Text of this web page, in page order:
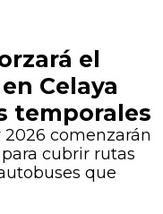
el
Celaya
temporales
comenzarán
cubrir rutas
que